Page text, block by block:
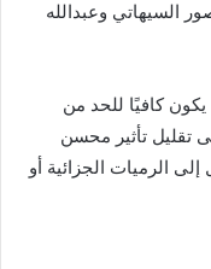
وحسين الصياد 20، ومنصور السيهاتي وعبدالله
كافيًا للحد من
تقليل تأثير محسن
الرميات الجزائية أو